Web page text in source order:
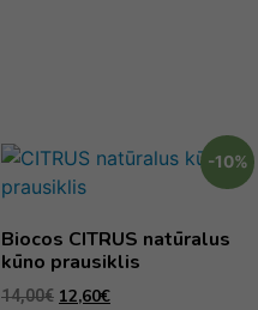
-10%
Biocos CITRUS natūralus
kūno prausiklis
14,00€ 12,60€